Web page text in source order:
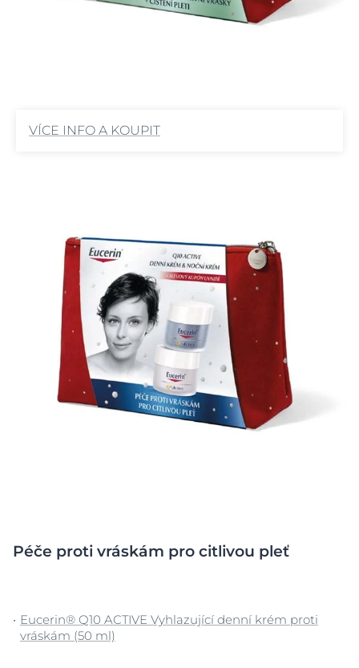
VÍCE INFO A KOUPIT
Péče proti vráskám pro citlivou pleť
Eucerin® Q10 ACTIVE Vyhlazující denní krém proti
vráskám (50 ml)